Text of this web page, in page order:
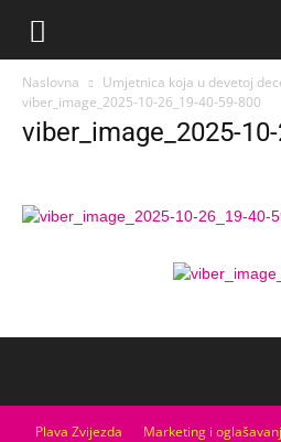
Naslovna
Umjetnica koja u devetoj
viber_image_2025-10-26_19-40-59-800
viber_image_2025-
Plava Zvijezda Marketing i